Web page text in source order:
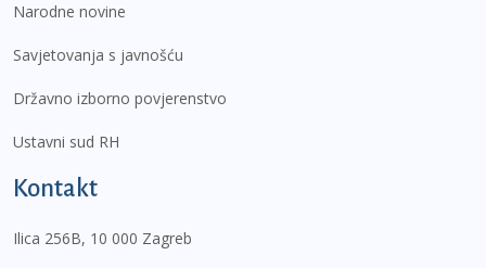
Narodne novine
Savjetovanja s javnošću
Državno izborno povjerenstvo
Ustavni sud RH
Kontakt
Ilica 256B, 10 000 Zagreb